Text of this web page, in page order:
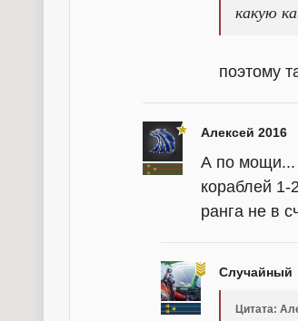
какую
поэтому
Алексей 2016
А по мощи...
кораблей 1-
ранга не в
Случайный
Цитата: